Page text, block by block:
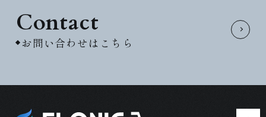
Contact
お問い合わせはこちら